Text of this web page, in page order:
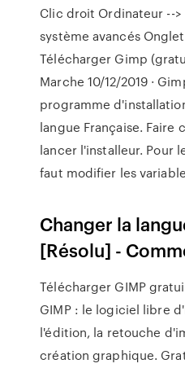
Clic droit Ordinateur --
système avancés
Télécharger Gimp
Marche 10/12/2019 ·
programme
langue Française. Faire
lancer l'installeur. Pour
faut modifier les
Changer la
[Résolu] -
Télécharger GIMP
GIMP : le logiciel libre
l'édition, la retouche
création graphique.